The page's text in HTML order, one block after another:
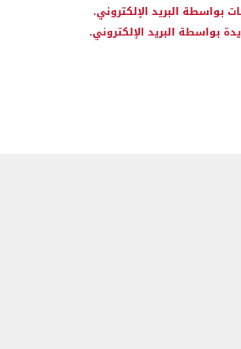
بواسطة البريد الإلكتروني.
بواسطة البريد الإلكتروني.